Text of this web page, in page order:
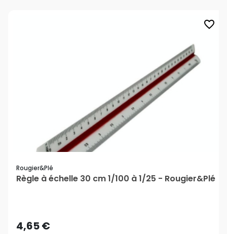
favorite_border
Rougier&plé
Règle à échelle 30 cm 1/100 à 1/25 - Rougier&Plé
4,65 €